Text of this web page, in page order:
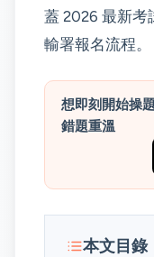
蓋 2026 最新考
輸署報名流程。
想即刻開始操
錯題重溫
本文目錄